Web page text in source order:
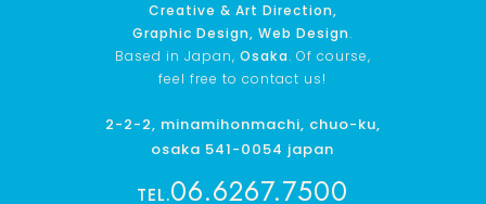
Creative & Art Direction,
Graphic Design, Web Design.
Based in Japan, Osaka. Of course,
feel free to contact us!
2-2-2, minamihonmachi, chuo-ku,
osaka 541-0054 japan
TEL.06.6267.7500